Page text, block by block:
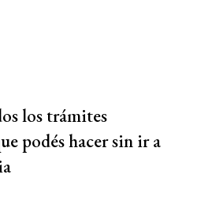
los trámites
podés hacer sin ir a